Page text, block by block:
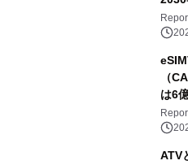
と予
（
は6
され
ATV